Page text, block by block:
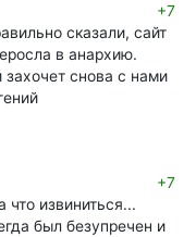
+7
сказали, сайт
в анархию.
снова с нами
+7
извиниться...
был безупречен и